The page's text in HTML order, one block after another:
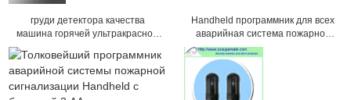
груди детектора качества
машина горячей ультракрасной
Handheld программник для всех
аварийная система пожарной
сигнализации Addressable
приборов поля толковейшая